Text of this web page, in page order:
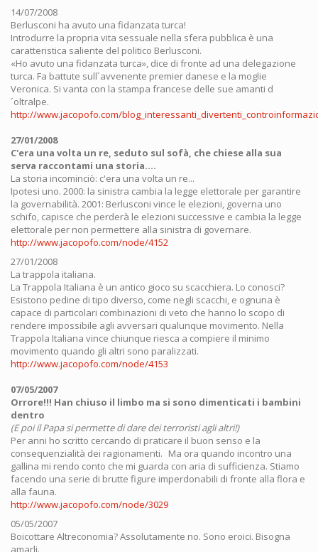
14/07/2008
Berlusconi ha avuto una fidanzata turca!
Introdurre la propria vita sessuale nella sfera pubblica è una
caratteristica saliente del politico Berlusconi.
«Ho avuto una fidanzata turca», dice di fronte ad una delegazione
turca. Fa battute sull´avvenente premier danese e la moglie
Veronica. Si vanta con la stampa francese delle sue amanti d
´oltralpe.
http://www.jacopofo.com/
27/01/2008
C'era una volta un re, seduto sul sofà, che chiese alla sua
serva raccontami una storia....
La storia incominciò: c'era una volta un re...
Ipotesi uno. 2000: la sinistra cambia la legge elettorale per garantire
la governabilità. 2001: Berlusconi vince le elezioni, governa uno
schifo, capisce che perderà le elezioni successive e cambia la legge
elettorale per non permettere alla sinistra di governare.
http://www.jacopofo.com/node/4152
27/01/2008
La trappola italiana.
La Trappola Italiana è un antico gioco su scacchiera. Lo conosci?
Esistono pedine di tipo diverso, come negli scacchi, e ognuna è
capace di particolari combinazioni di veto che hanno lo scopo di
rendere impossibile agli avversari qualunque movimento. Nella
Trappola Italiana vince chiunque riesca a compiere il minimo
movimento quando gli altri sono paralizzati.
http://www.jacopofo.com/node/4153
07/05/2007
Orrore!!! Han chiuso il limbo ma si sono dimenticati i bambini
dentro
(E poi il Papa si permette di dare dei terroristi agli altri!)
Per anni ho scritto cercando di praticare il buon senso e la
consequenzialità dei ragionamenti. Ma ora quando incontro una
gallina mi rendo conto che mi guarda con aria di sufficienza. Stiamo
facendo una serie di brutte figure imperdonabili di fronte alla flora e
alla fauna.
http://www.jacopofo.com/node/3029
05/05/2007
Boicottare Altreconomia? Assolutamente no. Sono eroici. Bisogna
amarli.